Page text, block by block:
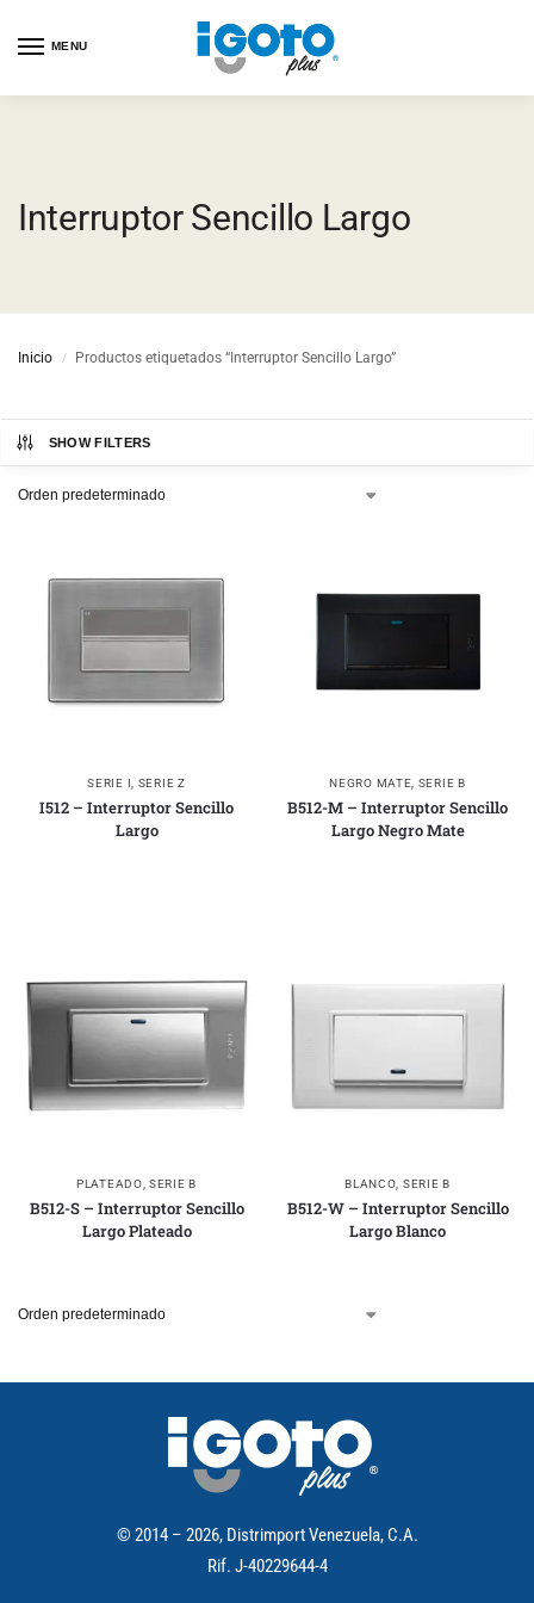
MENU
Interruptor Sencillo Largo
Inicio / Productos etiquetados “Interruptor Sencillo Largo”
SHOW FILTERS
SERIE I SERIE Z
I512 – Interruptor Sencillo
Largo
NEGRO MATE SERIE B
B512-M – Interruptor Sencillo
Largo Negro Mate
PLATEADO ,SERIE B
B512-S – Interruptor Sencillo
Largo Plateado
BLANCO SERIE B
B512-W – Interruptor Sencillo
Largo Blanco
© 2014 – 2026, Distrimport Venezuela, C.A.
Rif. J-40229644-4